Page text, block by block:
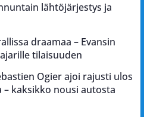
lähtöjärjestys ja
draamaa – Evansin
tilaisuuden
Ogier ajoi rajusti ulos
– kaksikko nousi autosta